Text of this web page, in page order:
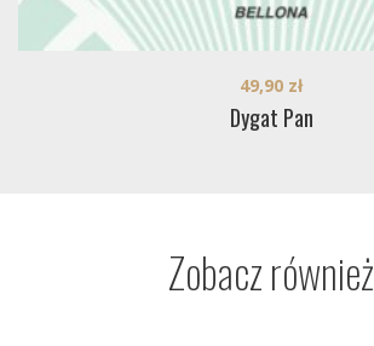
Dygat Pan
49,90 zł
Zobacz również